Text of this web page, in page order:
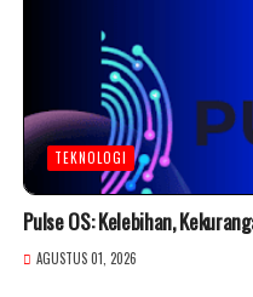
TEKNOLOGI
Pulse OS: Kelebihan,
AGUSTUS 01, 2026